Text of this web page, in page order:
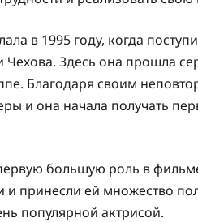
в 1995 году, когда
Здесь она прошла
Благодаря своим
и она начала получать
большую роль в
принесли ей множество
популярной актрисой.